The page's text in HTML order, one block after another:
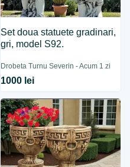
Set doua statuete gradinari,
gri, model S92.
Drobeta Turnu Severin - Acum 1 zi
1000 lei